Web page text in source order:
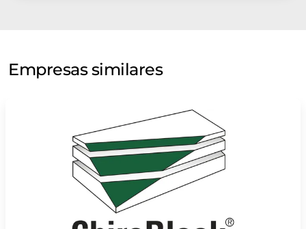
Empresas similares